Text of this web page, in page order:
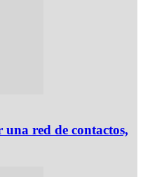
una red de contactos,